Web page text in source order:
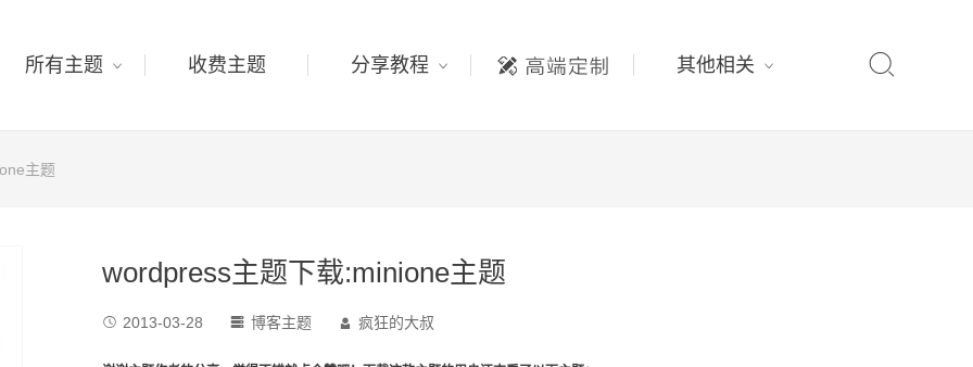
所有主题 收费主题 分享教程 其他相关 
主题
wordpress主题下载:minione主题
 2013-03-28  博客主题  疯狂的大叔